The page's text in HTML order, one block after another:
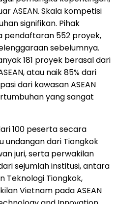
ASEAN. Skala kompetisi
signifikan. Pihak
pendaftaran 552 proyek,
sebelumnya.
181 proyek berasal dari
atau naik 85% dari
dari kawasan ASEAN
yang sangat
100 peserta secara
undangan dari Tiongkok
juri, serta perwakilan
sejumlah institusi, antara
Teknologi Tiongkok,
Vietnam pada ASEAN